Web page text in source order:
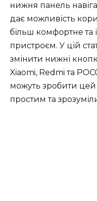
нижня панель
дає можливість
більш комфортне та
пристроєм. У цій
змінити нижні
Xiaomi, Redmi та
можуть зробити
простим та